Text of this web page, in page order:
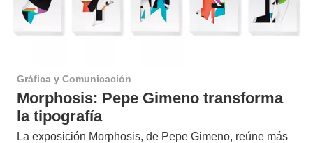
Gráfica y Comunicación
Morphosis: Pepe Gimeno transforma
la tipografía
La exposición Morphosis, de Pepe Gimeno, reúne más